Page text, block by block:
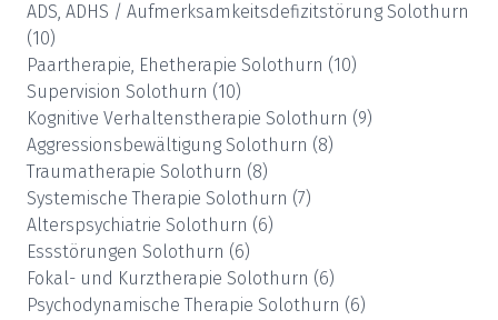
ADS, ADHS / Aufmerksamkeitsdefizitstörung Solothurn
(10)
Paartherapie, Ehetherapie Solothurn (10)
Supervision Solothurn (10)
Kognitive Verhaltenstherapie Solothurn (9)
Aggressionsbewältigung Solothurn (8)
Traumatherapie Solothurn (8)
Systemische Therapie Solothurn (7)
Alterspsychiatrie Solothurn (6)
Essstörungen Solothurn (6)
Fokal- und Kurztherapie Solothurn (6)
Psychodynamische Therapie Solothurn (6)